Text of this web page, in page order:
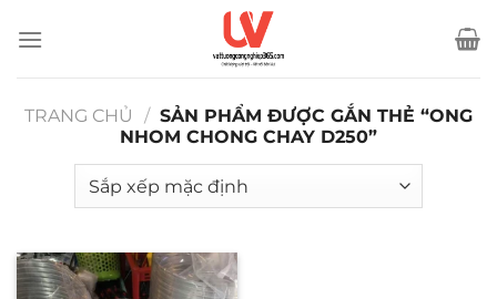
qua
TRANG CHỦ
/ SẢN PHẨM ĐƯỢC GẮN THẺ “ONG
NHOM CHONG CHAY D250”